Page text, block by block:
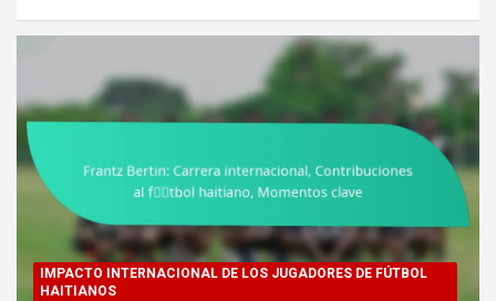
IMPACTO INTERNACIONAL DE LOS JUGADORES DE FÚTBOL
HAITIANOS